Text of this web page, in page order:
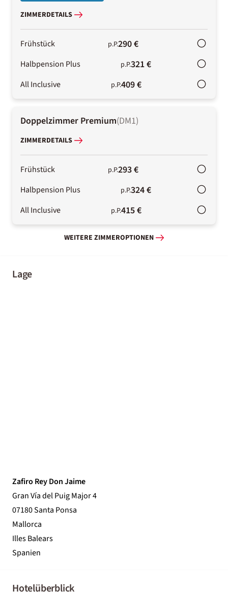
ZIMMERDETAILS
Frühstück p.P.290 €
Halbpension Plus p.P.321 €
All Inclusive p.P.409 €
Doppelzimmer Premium(DM1)
ZIMMERDETAILS
Frühstück p.P.293 €
Halbpension Plus p.P.324 €
All Inclusive p.P.415 €
WEITERE ZIMMEROPTIONEN
Lage
Zafiro Rey Don Jaime
Gran Vía del Puig Major 4
07180 Santa Ponsa
Mallorca
Illes Balears
Spanien
Hotelüberblick